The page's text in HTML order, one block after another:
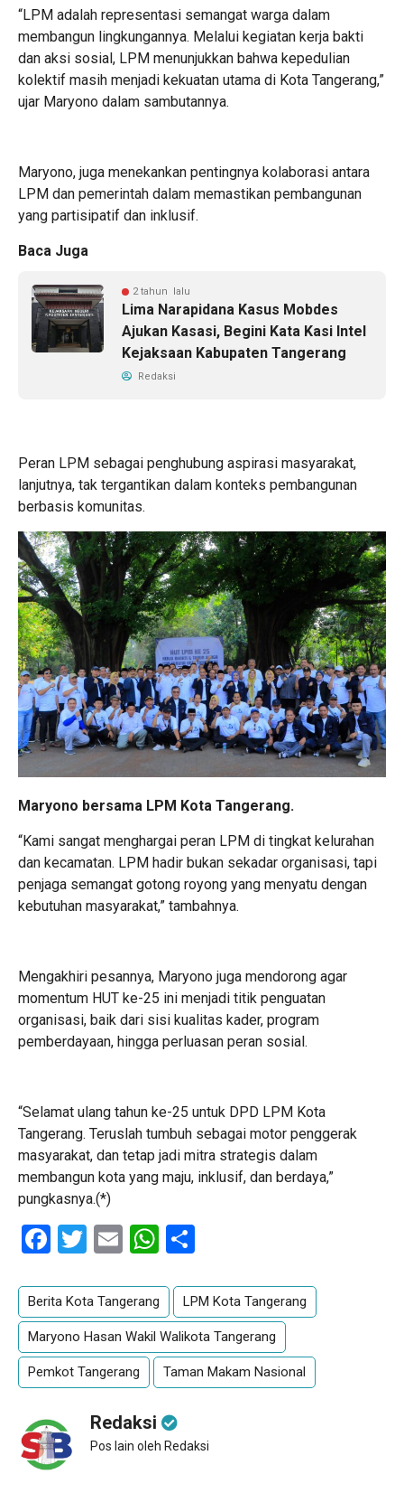
“LPM adalah representasi semangat warga dalam
membangun lingkungannya. Melalui kegiatan kerja bakti
dan aksi sosial, LPM menunjukkan bahwa kepedulian
kolektif masih menjadi kekuatan utama di Kota Tangerang,”
ujar Maryono dalam sambutannya.
Maryono, juga menekankan pentingnya kolaborasi antara
LPM dan pemerintah dalam memastikan pembangunan
yang partisipatif dan inklusif.
Baca Juga
2 tahun lalu
Lima Narapidana Kasus Mobdes
Ajukan Kasasi, Begini Kata Kasi Intel
Kejaksaan Kabupaten Tangerang
Redaksi
Peran LPM sebagai penghubung aspirasi masyarakat,
lanjutnya, tak tergantikan dalam konteks pembangunan
berbasis komunitas.
Maryono bersama LPM Kota Tangerang.
“Kami sangat menghargai peran LPM di tingkat kelurahan
dan kecamatan. LPM hadir bukan sekadar organisasi, tapi
penjaga semangat gotong royong yang menyatu dengan
kebutuhan masyarakat,” tambahnya.
Mengakhiri pesannya, Maryono juga mendorong agar
momentum HUT ke-25 ini menjadi titik penguatan
organisasi, baik dari sisi kualitas kader, program
pemberdayaan, hingga perluasan peran sosial.
“Selamat ulang tahun ke-25 untuk DPD LPM Kota
Tangerang. Teruslah tumbuh sebagai motor penggerak
masyarakat, dan tetap jadi mitra strategis dalam
membangun kota yang maju, inklusif, dan berdaya,”
pungkasnya.(*)
Facebook
Twitter
EmailWhatsApp
Berita Kota Tangerang LPM Kota Tangerang
Maryono Hasan Wakil Walikota Tangerang
Pemkot Tangerang Taman Makam Nasional
Redaksi
Pos lain oleh Redaksi